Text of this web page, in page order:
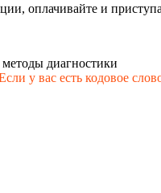
оплачивайте и
диагностики
у вас есть кодовое